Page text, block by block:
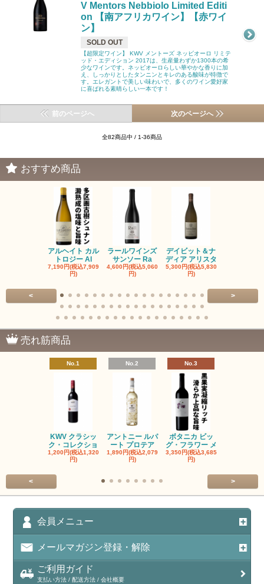
V Mentors Nebbiolo Limited Editi
on 【南アフリカワイン】【赤ワイ
ン】
SOLD OUT
【超限定ワイン】 KWV メントーズ ネッビオーロ リミテ
ッド・エディション 2017は、生産量わずか1300本の希
少なワインです。ネッビオーロらしい華やかな香りに加
え、しっかりとしたタンニンとキレのある酸味が特徴で
す。エレガントで美しい味わいで、多くのワイン愛好家
に喜ばれる素晴らしい一本です！
前のページへ 次のページへ
全82商品中 / 1-36商品
おすすめ商品
アルヘイト カル
トロジー Al
7,190円(税込7,909
円)
ラールワインズ
サンソー Ra
4,600円(税込5,060
円)
デイビット＆ナ
ディア アリスタ
5,300円(税込5,830
円)
< >
売れ筋商品
No.1
KWV クラシッ
ク・コレクショ
1,200円(税込1,320
円)
No.2
アントニー ルパ
ート プロテア
1,890円(税込2,079
円)
No.3
ボタニカ ビッ
グ・フラワー メ
3,350円(税込3,685
円)
< >
会員メニュー
メールマガジン登録・解除
ご利用ガイド
支払い方法 / 配送方法 / 会社概要